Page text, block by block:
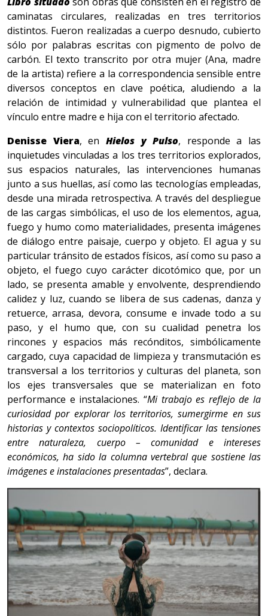
caminatas circulares, realizadas en tres territorios
distintos. Fueron realizadas a cuerpo desnudo, cubierto
sólo por palabras escritas con pigmento de polvo de
carbón. El texto transcrito por otra mujer (Ana, madre
de la artista) refiere a la correspondencia sensible entre
diversos conceptos en clave poética, aludiendo a la
relación de intimidad y vulnerabilidad que plantea el
vínculo entre madre e hija con el territorio afectado.
Denisse Viera, en Hielos y Pulso, responde a las
inquietudes vinculadas a los tres territorios explorados,
sus espacios naturales, las intervenciones humanas
junto a sus huellas, así como las tecnologías empleadas,
desde una mirada retrospectiva. A través del despliegue
de las cargas simbólicas, el uso de los elementos, agua,
fuego y humo como materialidades, presenta imágenes
de diálogo entre paisaje, cuerpo y objeto. El agua y su
particular tránsito de estados físicos, así como su paso a
objeto, el fuego cuyo carácter dicotómico que, por un
lado, se presenta amable y envolvente, desprendiendo
calidez y luz, cuando se libera de sus cadenas, danza y
retuerce, arrasa, devora, consume e invade todo a su
paso, y el humo que, con su cualidad penetra los
rincones y espacios más recónditos, simbólicamente
cargado, cuya capacidad de limpieza y transmutación es
transversal a los territorios y culturas del planeta, son
los ejes transversales que se materializan en foto
performance e instalaciones. “Mi trabajo es reflejo de la
curiosidad por explorar los territorios, sumergirme en sus
historias y contextos sociopolíticos. Identificar las tensiones
entre naturaleza, cuerpo – comunidad e intereses
económicos, ha sido la columna vertebral que sostiene las
imágenes e instalaciones presentadas”, declara.